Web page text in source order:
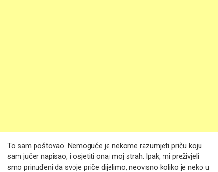
To sam poštovao. Nemoguće je nekome razumjeti priču koju
sam jučer napisao, i osjetiti onaj moj strah. Ipak, mi preživjeli
smo prinuđeni da svoje priče dijelimo, neovisno koliko je neko u